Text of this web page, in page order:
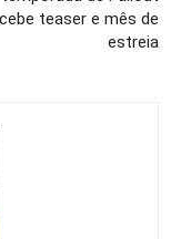
teaser e mês de
estreia